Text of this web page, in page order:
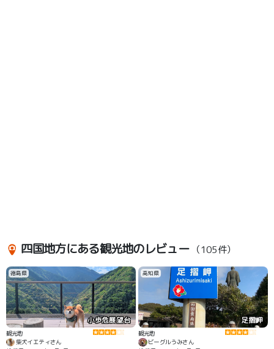
四国地方にある観光地のレビュー （105件）
徳島県
小歩危展望台
観光地
柴犬イエティさん
高知県
足摺岬
観光地
ビーグルうみさん